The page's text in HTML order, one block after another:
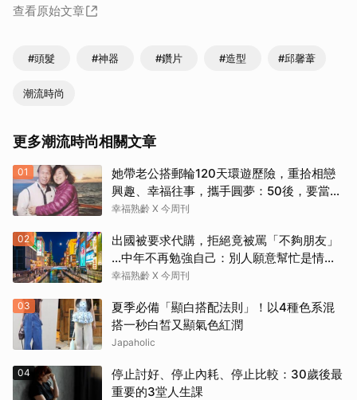
查看原始文章
#頭髮 #神器 #鑽片 #造型 #邱馨葦
潮流時尚
更多潮流時尚相關文章
01
她帶老公搭郵輪120天環遊歷險，重拾相戀
興趣、幸福往事，攜手圓夢：50後，要當懂
生活演員！
幸福熟齡 X 今周刊
02
出國被要求代購，拒絕竟被罵「不夠朋友」
…中年不再勉強自己：別人願意幫忙是情
分，不是本分
幸福熟齡 X 今周刊
03
夏季必備「顯白搭配法則」！以4種色系混
搭一秒白皙又顯氣色紅潤
Japaholic
04
停止討好、停止內耗、停止比較：30歲後最
重要的3堂人生課